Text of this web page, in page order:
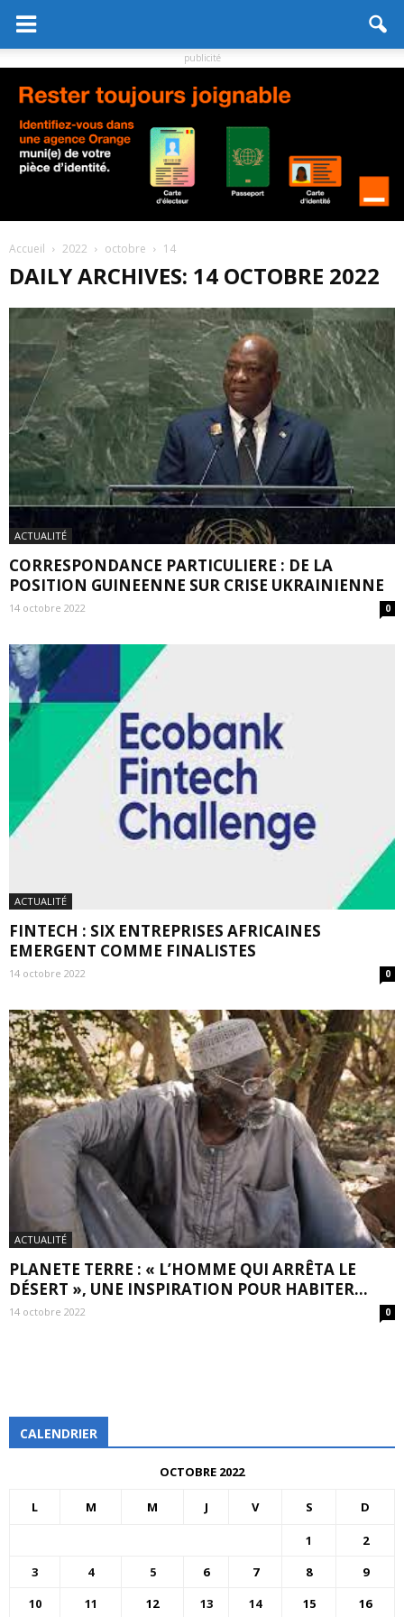
publicité
Accueil 2022 octobre 14
DAILY ARCHIVES: 14 OCTOBRE 2022
ACTUALITÉ
CORRESPONDANCE PARTICULIERE : DE LA
POSITION GUINEENNE SUR CRISE UKRAINIENNE
14 octobre 2022 0
ACTUALITÉ
FINTECH : SIX ENTREPRISES AFRICAINES
EMERGENT COMME FINALISTES
14 octobre 2022 0
ACTUALITÉ
PLANETE TERRE : « L’HOMME QUI ARRÊTA LE
DÉSERT », UNE INSPIRATION POUR HABITER...
14 octobre 2022 0
CALENDRIER
OCTOBRE 2022
L M M J V S D
1
2
3
4 5 6 7 8
9
10
11 12 13 14 15 16